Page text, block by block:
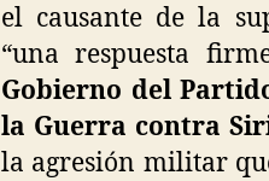
el causante de la
“una respuesta
Gobierno del
la Guerra contra
la agresión militar